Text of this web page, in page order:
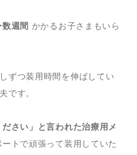
週間 かかるお子さまもいら
ずつ装用時間を伸ばしてい
です。
さい」と言われた治療用メ
トで頑張って装用していた